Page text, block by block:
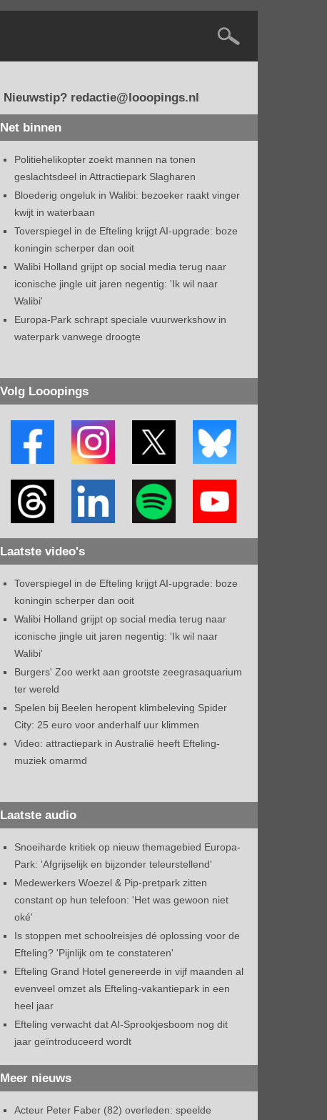
Nieuwstip? redactie@looopings.nl
Net binnen
Politiehelikopter zoekt mannen na tonen
geslachtsdeel in Attractiepark Slagharen
Bloederig ongeluk in Walibi: bezoeker raakt vinger
kwijt in waterbaan
Toverspiegel in de Efteling krijgt AI-upgrade: boze
koningin scherper dan ooit
Walibi Holland grijpt op social media terug naar
iconische jingle uit jaren negentig: 'Ik wil naar
Walibi'
Europa-Park schrapt speciale vuurwerkshow in
waterpark vanwege droogte
Volg Looopings
Laatste video's
Toverspiegel in de Efteling krijgt AI-upgrade: boze
koningin scherper dan ooit
Walibi Holland grijpt op social media terug naar
iconische jingle uit jaren negentig: 'Ik wil naar
Walibi'
Burgers' Zoo werkt aan grootste zeegrasaquarium
ter wereld
Spelen bij Beelen heropent klimbeleving Spider
City: 25 euro voor anderhalf uur klimmen
Video: attractiepark in Australië heeft Efteling-
muziek omarmd
Laatste audio
Snoeiharde kritiek op nieuw themagebied Europa-
Park: 'Afgrijselijk en bijzonder teleurstellend'
Medewerkers Woezel & Pip-pretpark zitten
constant op hun telefoon: 'Het was gewoon niet
oké'
Is stoppen met schoolreisjes dé oplossing voor de
Efteling? 'Pijnlijk om te constateren'
Efteling Grand Hotel genereerde in vijf maanden al
evenveel omzet als Efteling-vakantiepark in een
heel jaar
Efteling verwacht dat AI-Sprookjesboom nog dit
jaar geïntroduceerd wordt
Meer nieuws
Acteur Peter Faber (82) overleden: speelde